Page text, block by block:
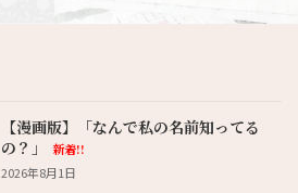
【漫画版】「なんで私の名前知ってる
の？」
新着!!
2026年8月1日